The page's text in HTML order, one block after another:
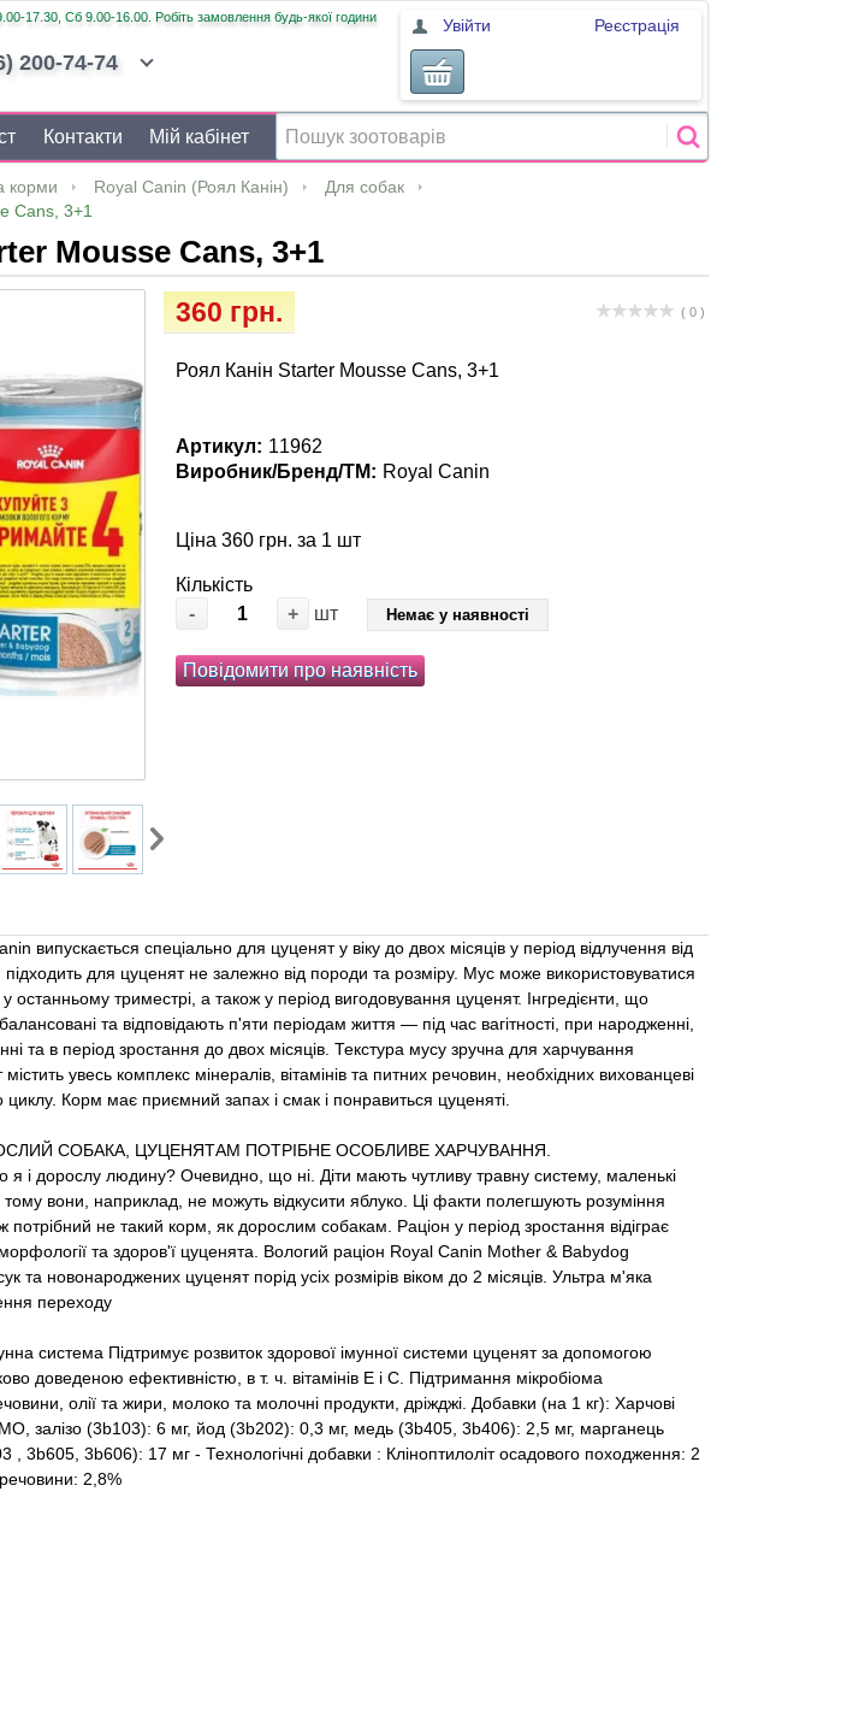
17.30, Сб 9.00-16.00. Робіть замовлення будь-якої години
200-74-74
Увійти Реєстрація
Контакти Мій кабінет
корми Royal Canin (Роял Канін)
Для собак
Cans, 3+1
Mousse Cans, 3+1
( 0 )
360 грн.
Роял Канін Starter Mousse Cans, 3+1
Артикул: 11962
Виробник/Бренд/ТМ: Royal Canin
Ціна 360 грн. за 1 шт
Кількість
-
+ шт Немає у наявності
Повідомити про наявність
випускається спеціально для цуценят у віку до двох місяців у період відлучення від
для цуценят не залежно від породи та розміру. Мус може використовуватися
у останньому триместрі, а також у період вигодовування цуценят. Інгредієнти, що
та відповідають п'яти періодам життя — під час вагітності, при народженні,
та в період зростання до двох місяців. Текстура мусу зручна для харчування
увесь комплекс мінералів, вітамінів та питних речовин, необхідних вихованцеві
циклу. Корм має приємний запах і смак і понравиться цуценяті.
СОБАКА, ЦУЦЕНЯТАМ ПОТРІБНЕ ОСОБЛИВЕ ХАРЧУВАННЯ.
я і дорослу людину? Очевидно, що ні. Діти мають чутливу травну систему, маленькі
тому вони, наприклад, не можуть відкусити яблуко. Ці факти полегшують розуміння
потрібний не такий корм, як дорослим собакам. Раціон у період зростання відіграє
та здоров'ї цуценята. Вологий раціон Royal Canin Mother & Babydog
та новонароджених цуценят порід усіх розмірів віком до 2 місяців. Ультра м'яка
переходу
система Підтримує розвиток здорової імунної системи цуценят за допомогою
доведеною ефективністю, в т. ч. вітамінів Е і С. Підтримання мікробіома
олії та жири, молоко та молочні продукти, дріжджі. Добавки (на 1 кг): Харчові
залізо (3b103): 6 мг, йод (3b202): 0,3 мг, медь (3b405, 3b406): 2,5 мг, марганець
, 3b605, 3b606): 17 мг - Технологічні добавки : Кліноптилоліт осадового походження: 2
речовини: 2,8%